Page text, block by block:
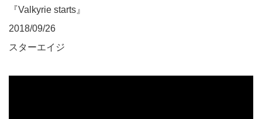
『Valkyrie starts』
2018/09/26
スターエイジ